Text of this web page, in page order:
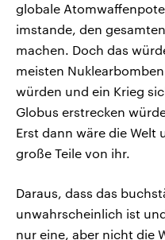
globale
imstande, den
machen. Doch das
meisten
würden und ein Krieg
Globus erstrecken
Erst dann wäre die
große Teile von ihr.
Daraus, dass das
unwahrscheinlich ist
nur eine, aber nicht die